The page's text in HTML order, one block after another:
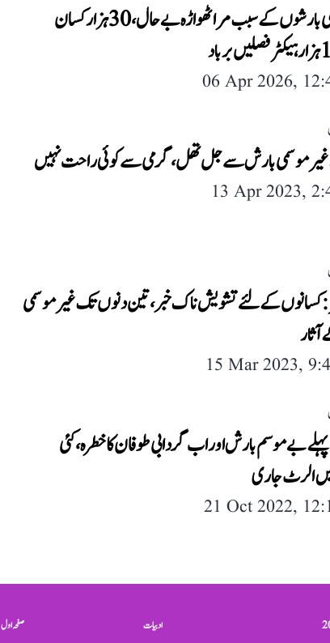
غیر موسمی بارشوں کے سبب مراٹھواڑہ بے حال، 30 ہزار کسان
06 Apr 2026,
غیر موسمی بارش سے جل تھل، گرمی سے کوئی راحت نہیں
13 Apr 2023,
کسانوں کے لئے تشویش ناک خبر، تین دنوں تک غیر موسمی
15 Mar 2023,
بے موسم بارش اور اب گردابی طوفان کا خطرہ، کئی
الرٹ جاری
21 Oct 2022,
صفحہ اول ادبیات